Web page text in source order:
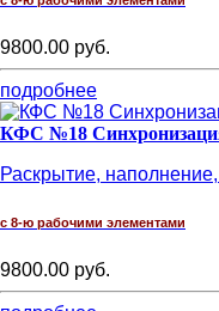
9800.00 руб.
подробнее
КФС №18
Раскрытие,
с 8-ю рабочими элементами
9800.00 руб.